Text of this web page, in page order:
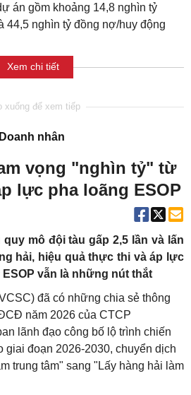
án gồm khoảng 14,8 nghìn tỷ
44,5 nghìn tỷ đồng nợ/huy động
Xem chi tiết
nhân
vọng "nghìn tỷ" từ
lực pha loãng ESOP
mô đội tàu gấp 2,5 lần và lấn
hải, hiệu quả thực thi và áp lực
vẫn là những nút thắt
đã có những chia sẻ thông
năm 2026 của CTCP
lãnh đạo công bố lộ trình chiến
giai đoạn 2026-2030, chuyển dịch
trung tâm" sang "Lấy hàng hải làm